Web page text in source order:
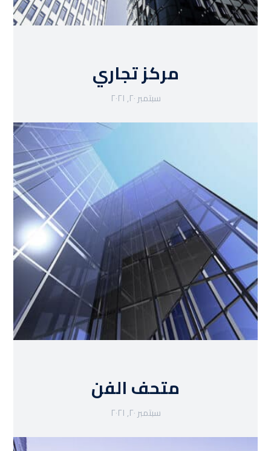
مركز تجاري
سبتمبر ٢٠, ٢٠٢١
متحف الفن
سبتمبر ٢٠, ٢٠٢١